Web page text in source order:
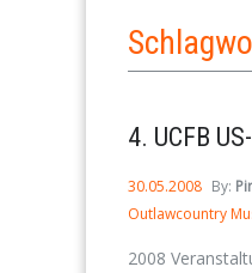
4. UCFB
30.05.2008 By:
Outlawcountry
2008